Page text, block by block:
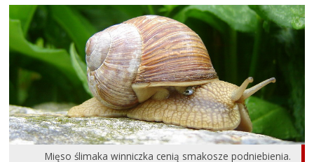
Mięso ślimaka winniczka cenią smakosze podniebienia.